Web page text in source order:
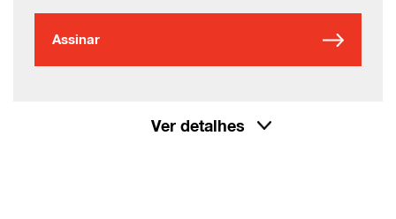
Assinar
Ver detalhes